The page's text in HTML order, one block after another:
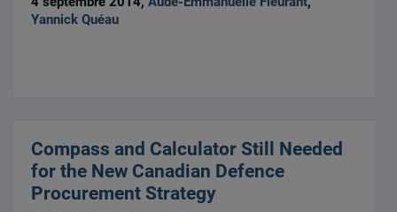
Yannick Quéau
Compass and Calculator Still Needed
for the New Canadian Defence
Procurement Strategy